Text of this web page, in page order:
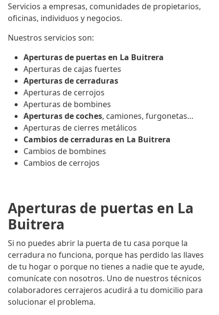
Servicios a empresas, comunidades de propietarios,
oficinas, individuos y negocios.
Nuestros servicios son:
Aperturas de puertas en La Buitrera
Aperturas de cajas fuertes
Aperturas de cerraduras
Aperturas de cerrojos
Aperturas de bombines
Aperturas de coches, camiones, furgonetas…
Aperturas de cierres metálicos
Cambios de cerraduras en La Buitrera
Cambios de bombines
Cambios de cerrojos
Aperturas de puertas en La
Buitrera
Si no puedes abrir la puerta de tu casa porque la
cerradura no funciona, porque has perdido las llaves
de tu hogar o porque no tienes a nadie que te ayude,
comunícate con nosotros. Uno de nuestros técnicos
colaboradores cerrajeros acudirá a tu domicilio para
solucionar el problema.